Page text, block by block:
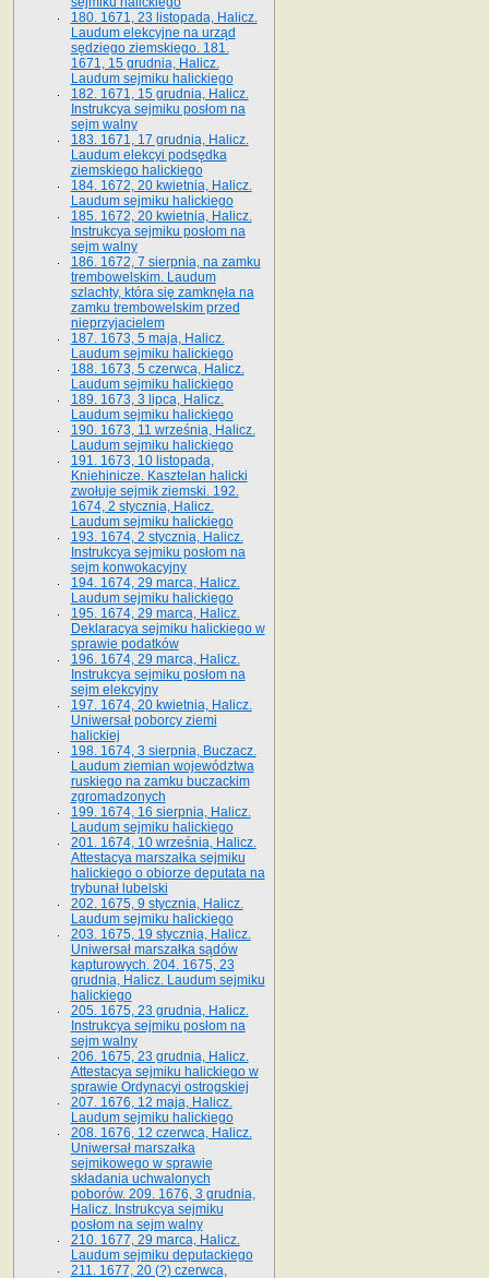
180. 1671, 23 listopada, Halicz.
Laudum elekcyjne na urząd
sędziego ziemskiego. 181.
1671, 15 grudnia, Halicz.
Laudum sejmiku halickiego
182. 1671, 15 grudnia, Halicz.
Instrukcya sejmiku posłom na
sejm walny
183. 1671, 17 grudnia, Halicz.
Laudum elekcyi podsędka
ziemskiego halickiego
184. 1672, 20 kwietnia, Halicz.
Laudum sejmiku halickiego
185. 1672, 20 kwietnia, Halicz.
Instrukcya sejmiku posłom na
sejm walny
186. 1672, 7 sierpnia, na zamku
trembowelskim. Laudum
szlachty, która się zamknęła na
zamku trembowelskim przed
nieprzyjacielem
187. 1673, 5 maja, Halicz.
Laudum sejmiku halickiego
188. 1673, 5 czerwca, Halicz.
Laudum sejmiku halickiego
189. 1673, 3 lipca, Halicz.
Laudum sejmiku halickiego
190. 1673, 11 września, Halicz.
Laudum sejmiku halickiego
191. 1673, 10 listopada,
Kniehinicze. Kasztelan halicki
zwołuje sejmik ziemski. 192.
1674, 2 stycznia, Halicz.
Laudum sejmiku halickiego
193. 1674, 2 stycznia, Halicz.
Instrukcya sejmiku posłom na
sejm konwokacyjny
194. 1674, 29 marca, Halicz.
Laudum sejmiku halickiego
195. 1674, 29 marca, Halicz.
Deklaracya sejmiku halickiego w
sprawie podatków
196. 1674, 29 marca, Halicz.
Instrukcya sejmiku posłom na
sejm elekcyjny
197. 1674, 20 kwietnia, Halicz.
Uniwersał poborcy ziemi
halickiej
198. 1674, 3 sierpnia, Buczacz.
Laudum ziemian województwa
ruskiego na zamku buczackim
zgromadzonych
199. 1674, 16 sierpnia, Halicz.
Laudum sejmiku halickiego
201. 1674, 10 września, Halicz.
Attestacya marszałka sejmiku
halickiego o obiorze deputata na
trybunał lubelski
202. 1675, 9 stycznia, Halicz.
Laudum sejmiku halickiego
203. 1675, 19 stycznia, Halicz.
Uniwersał marszałka sądów
kapturowych. 204. 1675, 23
grudnia, Halicz. Laudum sejmiku
halickiego
205. 1675, 23 grudnia, Halicz.
Instrukcya sejmiku posłom na
sejm walny
206. 1675, 23 grudnia, Halicz.
Attestacya sejmiku halickiego w
sprawie Ordynacyi ostrogskiej
207. 1676, 12 maja, Halicz.
Laudum sejmiku halickiego
208. 1676, 12 czerwca, Halicz.
Uniwersał marszałka
sejmikowego w sprawie
składania uchwalonych
poborów. 209. 1676, 3 grudnia,
Halicz. Instrukcya sejmiku
posłom na sejm walny
210. 1677, 29 marca, Halicz.
Laudum sejmiku deputackiego
211. 1677, 20 (?) czerwca,